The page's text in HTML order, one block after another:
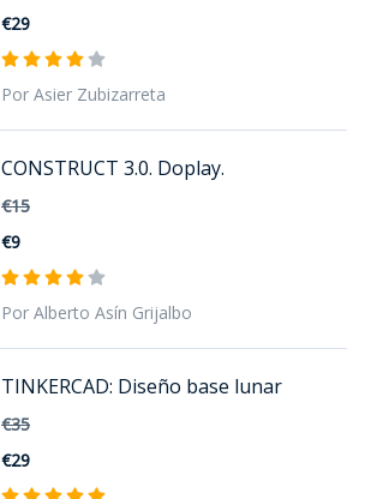
€29
Por Asier Zubizarreta
CONSTRUCT 3.0. Doplay.
€15
€9
Por Alberto Asín Grijalbo
TINKERCAD: Diseño base lunar
€35
€29